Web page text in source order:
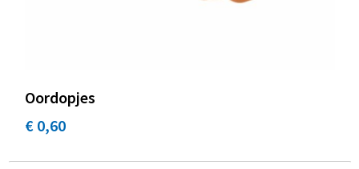
Oordopjes
€ 0,60